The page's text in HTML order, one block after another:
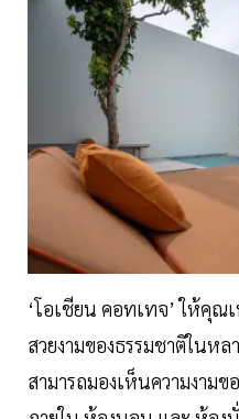
‘โอเชียน คอทเทจ’ ให้คุ
สวยงามของธรรมชาติในห
สามารถมองเห็นความงาม